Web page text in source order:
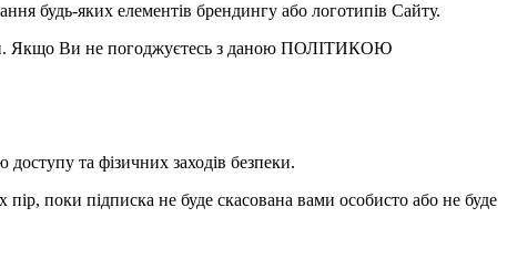
будь-яких елементів брендингу або логотипів Сайту.
Якщо Ви не погоджуєтесь з даною ПОЛІТИКОЮ
та фізичних заходів безпеки.
поки підписка не буде скасована вами особисто або не буде